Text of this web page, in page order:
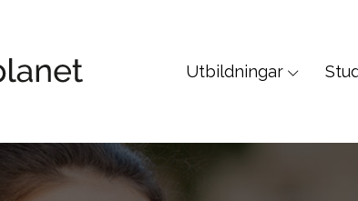
Utbildningar